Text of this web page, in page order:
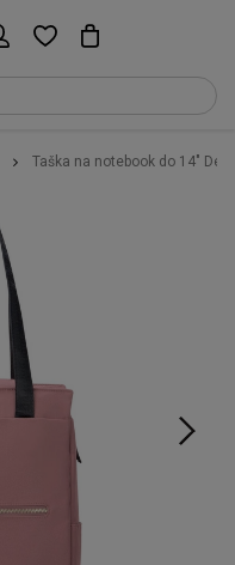
Taška na notebook do 14"